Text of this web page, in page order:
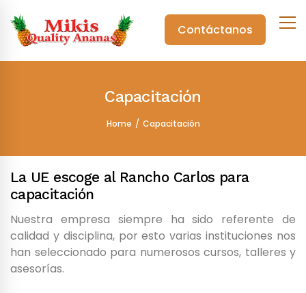
Contáctanos
Capacitación
Home Capacitación
La UE escoge al Rancho Carlos para
capacitación
Nuestra empresa siempre ha sido referente de
calidad y disciplina, por esto varias instituciones nos
han seleccionado para numerosos cursos, talleres y
asesorías.